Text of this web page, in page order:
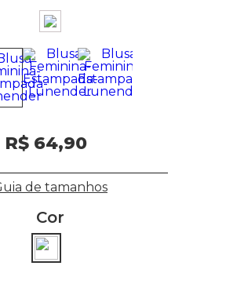
R$ 64,90
de tamanhos
Cor